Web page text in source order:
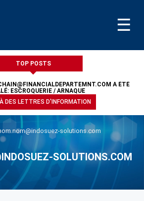
☰
TOP POSTS
A ÉTÉ
ESCROQUERIE / ARNAQUE
DES LETTRES D'INFORMATION
solutions.com
SOLUTIONS.COM